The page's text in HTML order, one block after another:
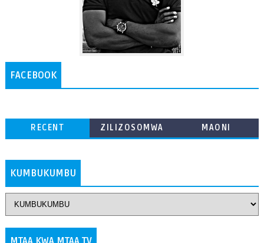
FACEBOOK
RECENT
ZILIZOSOMWA
MAONI
KUMBUKUMBU